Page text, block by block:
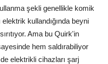
şekli genellikle komik
kullandığında beyni
Ama bu Quirk'in
hem saldırabiliyor
elektrikli cihazları şarj